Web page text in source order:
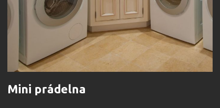
Mini prádelna